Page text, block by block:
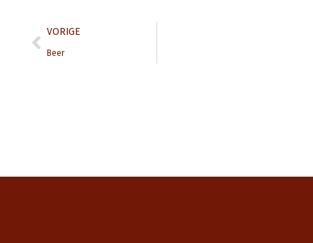
Prev
VORIGE
Beer